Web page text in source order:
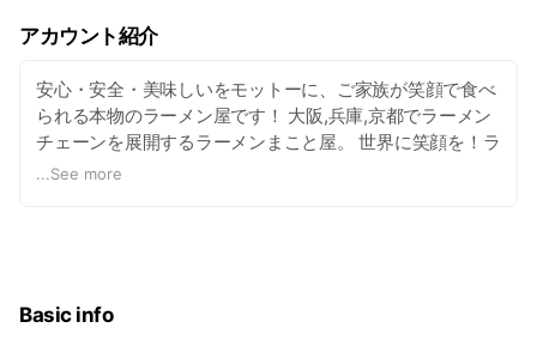
アカウント紹介
安心・安全・美味しいをモットーに、ご家族が笑顔で食べ
られる本物のラーメン屋です！ 大阪,兵庫,京都でラーメン
チェーンを展開するラーメンまこと屋。 世界に笑顔を！ラ
ーメン屋から笑顔を！！ 【スープ】 国産の鶏ガラを寸胴
ともに相性が良いストレート細面は、 数種類の小麦粉をブ
...See more
Basic info